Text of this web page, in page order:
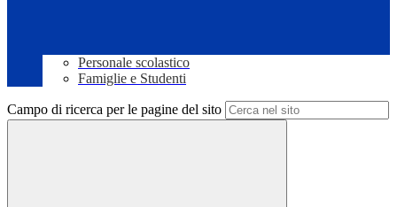
Personale scolastico
Famiglie e Studenti
Campo di ricerca per le pagine del sito